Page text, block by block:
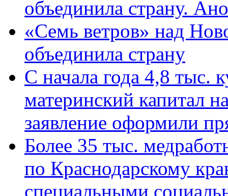
объединила страну.
«Семь ветров» над
объединила страну
С начала года 4,8 тыс.
материнский капитал
заявление оформили
Более 35 тыс.
по Краснодарскому
специальными